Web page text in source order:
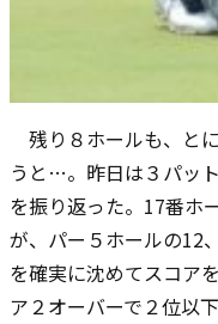
残り８ホールも、と
うと…。昨日は３パッ
を振り返った。17番ホ
が、パー５ホールの12
を確実に沈めてスコア
ア２オーバーで２位以